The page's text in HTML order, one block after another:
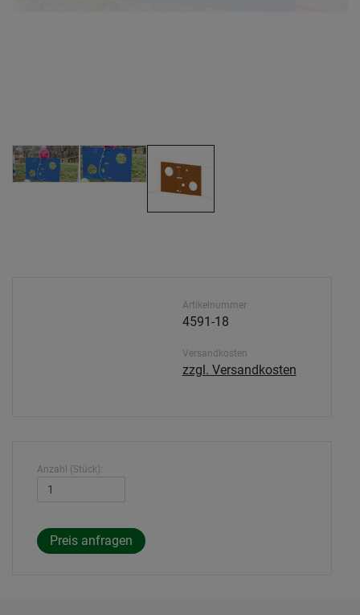
Artikelnummer
4591-18
Versandkosten
zzgl. Versandkosten
Anzahl (Stück):